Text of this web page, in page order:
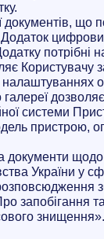
що
потрібні
системи
пристрою,
документи
України у
знищення».